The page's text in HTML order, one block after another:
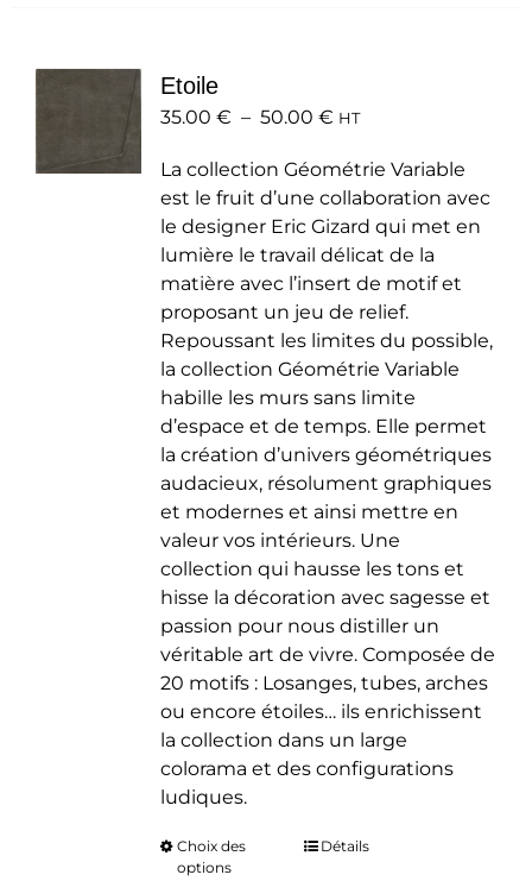
peuvent
choisies
sur
la
page
du
produit
Etoile
35.00 € – 50.00 €Plage
prix :
35.00 €
à
50.00 €
HT
La collection Géométrie Variable
est le fruit d’une collaboration avec
le designer Eric Gizard qui met en
lumière le travail délicat de la
matière avec l’insert de motif et
proposant un jeu de relief.
Repoussant les limites du possible,
la collection Géométrie Variable
habille les murs sans limite
d’espace et de temps. Elle permet
la création d’univers géométriques
audacieux, résolument graphiques
et modernes et ainsi mettre en
valeur vos intérieurs. Une
collection qui hausse les tons et
hisse la décoration avec sagesse et
passion pour nous distiller un
véritable art de vivre. Composée de
20 motifs : Losanges, tubes, arches
ou encore étoiles… ils enrichissent
la collection dans un large
colorama et des configurations
ludiques.
Choix des
options
CeDétails